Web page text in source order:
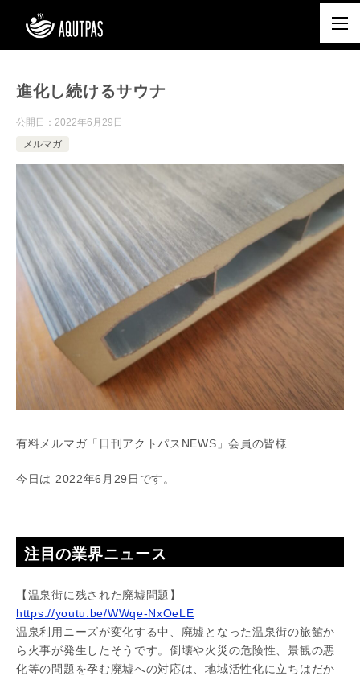
進化し続けるサウナ
公開日： 2022年6月29日
メルマガ
有料メルマガ「日刊アクトパスNEWS」会員の皆様
今日は 2022年6月29日です。
注目の業界ニュース
【温泉街に残された廃墟問題】
https://youtu.be/WWqe-NxOeLE
温泉利用ニーズが変化する中、廃墟となった温泉街の旅館か
ら火事が発生したそうです。倒壊や火災の危険性、景観の悪
化等の問題を孕む廃墟への対応は、地域活性化に立ちはだか